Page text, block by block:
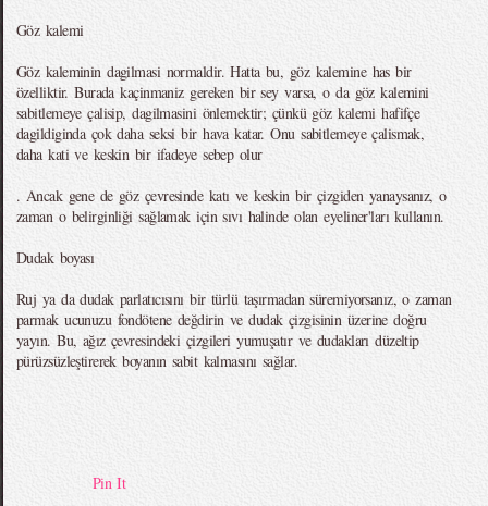
Göz kalemi
Göz kaleminin dagilmasi normaldir. Hatta bu, göz kalemine has bir
özelliktir. Burada kaçinmaniz gereken bir sey varsa, o da göz kalemini
sabitlemeye çalisip, dagilmasini önlemektir; çünkü göz kalemi hafifçe
dagildiginda çok daha seksi bir hava katar. Onu sabitlemeye çalismak,
daha kati ve keskin bir ifadeye sebep olur
. Ancak gene de göz çevresinde katı ve keskin bir çizgiden yanaysanız, o
zaman o belirginliği sağlamak için sıvı halinde olan eyeliner'ları kullanın.
Dudak boyası
Ruj ya da dudak parlatıcısını bir türlü taşırmadan süremiyorsanız, o zaman
parmak ucunuzu fondötene değdirin ve dudak çizgisinin üzerine doğru
yayın. Bu, ağız çevresindeki çizgileri yumuşatır ve dudakları düzeltip
pürüzsüzleştirerek boyanın sabit kalmasını sağlar.
Pin It